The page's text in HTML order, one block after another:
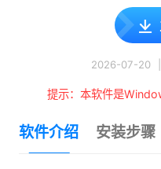
2026-07-20
提示：本软件是
软件介绍 安装步骤